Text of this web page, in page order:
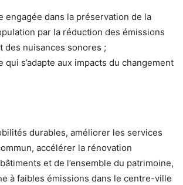
engagée dans la préservation de la
par la réduction des émissions
des nuisances sonores ;
qui s’adapte aux impacts du changement
durables, améliorer les services
accélérer la rénovation
et de l’ensemble du patrimoine,
à faibles émissions dans le centre-ville